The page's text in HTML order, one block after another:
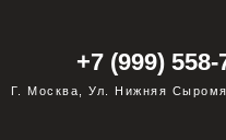
+7 (999) 558-
Г. Москва, Ул. Нижняя